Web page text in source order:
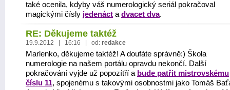
také ocenila, kdyby váš numerologický seriál pokračoval
magickými čísly jedenáct a dvacet dva.
RE: Děkujeme taktéž
19.9.2012 | 16:16 | od: redakce
Marlenko, děkujeme taktéž! A doufáte správně:) Škola
numerologie na našem portálu opravdu nekončí. Další
pokračování vyjde už popozítří a bude patřit mistrovskému
číslu 11, spojenému s takovými osobnostmi jako Tomáš